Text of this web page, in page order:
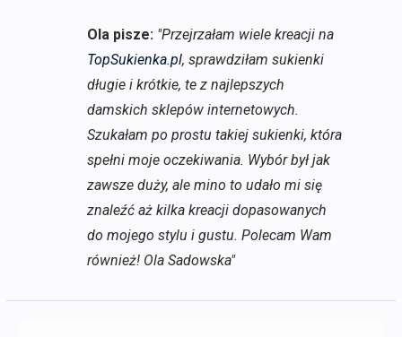
Ola pisze: "Przejrzałam wiele kreacji na
TopSukienka.pl, sprawdziłam sukienki
długie i krótkie, te z najlepszych
damskich sklepów internetowych.
Szukałam po prostu takiej sukienki, która
spełni moje oczekiwania. Wybór był jak
zawsze duży, ale mino to udało mi się
znaleźć aż kilka kreacji dopasowanych
do mojego stylu i gustu. Polecam Wam
również! Ola Sadowska"